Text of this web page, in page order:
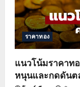
ราคาทอง
แนวโน้มราคาทอ
หนุนและกดดันต